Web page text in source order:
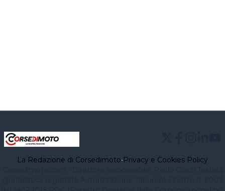
La Redazione di Corsedimoto•Privacy e Cookies Policy